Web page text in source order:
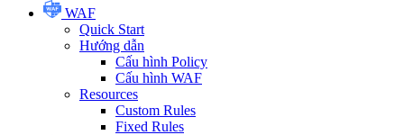
WAF
Quick Start
Hướng dẫn
Cấu hình Policy
Cấu hình WAF
Resources
Custom Rules
Fixed Rules